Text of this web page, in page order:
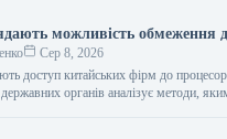
можливість обмеження
Сер 8, 2026
доступ китайських фірм до
органів аналізує методи,